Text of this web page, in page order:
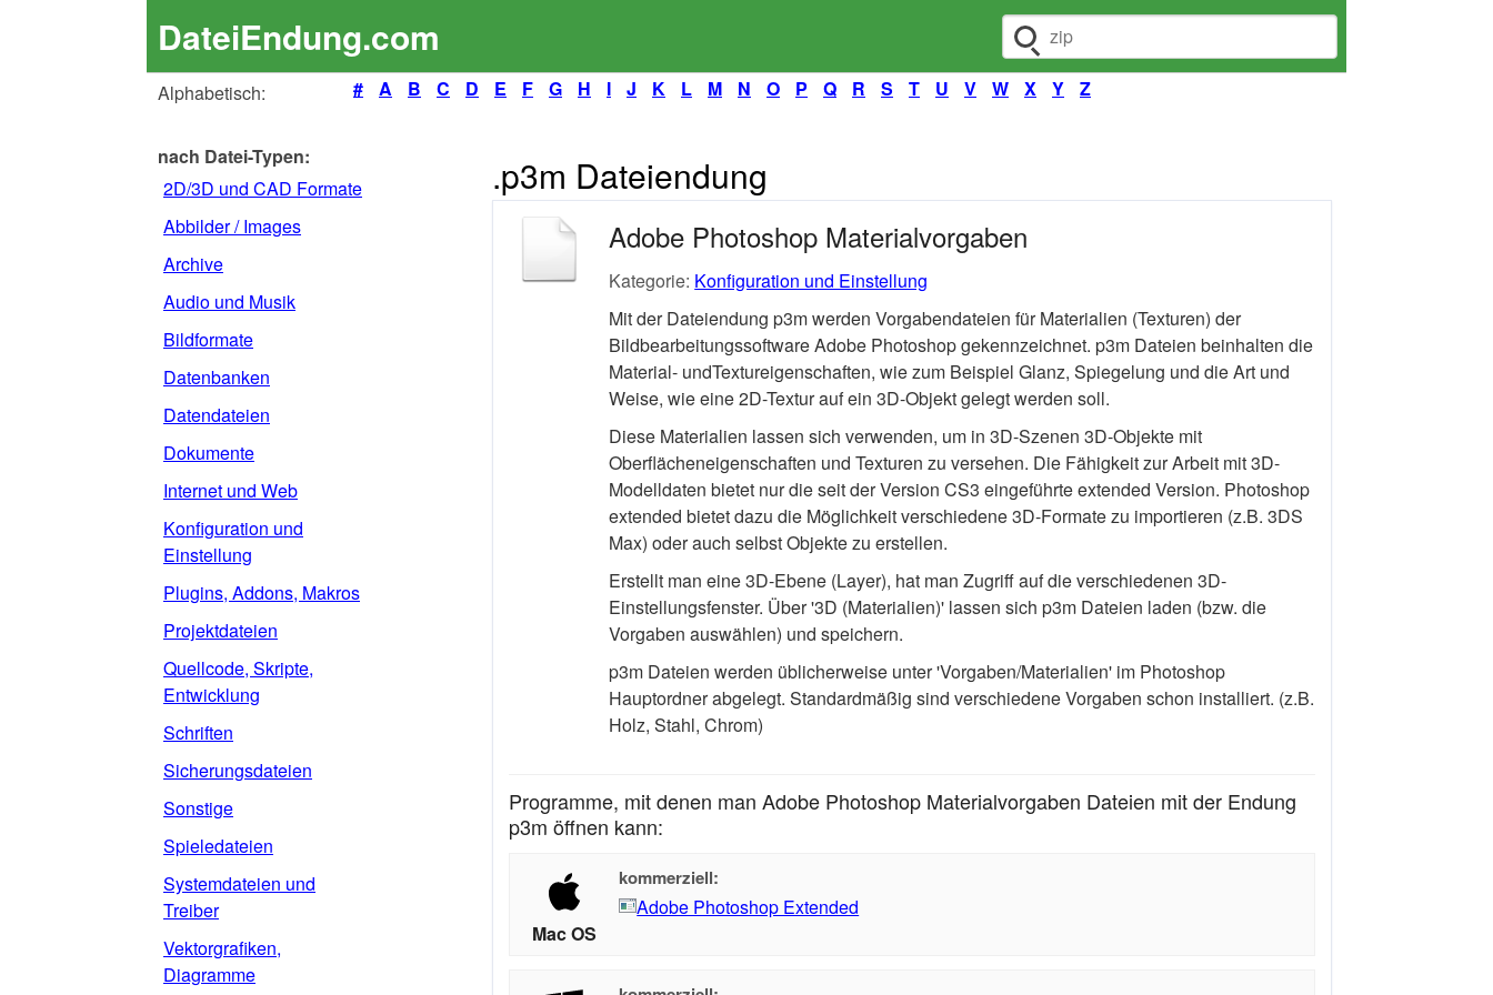
DateiEndung.com
Dateiendung suchen
Alphabetisch:
# A B C D E F G H I J K L M N O P Q R S T U V W X Y Z
nach Datei-Typen:
2D/3D und CAD Formate
Abbilder / Images
Archive
Audio und Musik
Bildformate
Datenbanken
Datendateien
Dokumente
Internet und Web
Konfiguration und
Einstellung
Plugins, Addons, Makros
Projektdateien
Quellcode, Skripte,
Entwicklung
Schriften
Sicherungsdateien
Sonstige
Spieledateien
Systemdateien und
Treiber
Vektorgrafiken,
Diagramme
.p3m Dateiendung
Adobe Photoshop Materialvorgaben
Kategorie: Konfiguration und Einstellung
Mit der Dateiendung p3m werden Vorgabendateien für Materialien (Texturen) der
Bildbearbeitungssoftware Adobe Photoshop gekennzeichnet. p3m Dateien beinhalten die
Material- undTextureigenschaften, wie zum Beispiel Glanz, Spiegelung und die Art und
Weise, wie eine 2D-Textur auf ein 3D-Objekt gelegt werden soll.
Diese Materialien lassen sich verwenden, um in 3D-Szenen 3D-Objekte mit
Oberflächeneigenschaften und Texturen zu versehen. Die Fähigkeit zur Arbeit mit 3D-
Modelldaten bietet nur die seit der Version CS3 eingeführte extended Version. Photoshop
extended bietet dazu die Möglichkeit verschiedene 3D-Formate zu importieren (z.B. 3DS
Max) oder auch selbst Objekte zu erstellen.
Erstellt man eine 3D-Ebene (Layer), hat man Zugriff auf die verschiedenen 3D-
Einstellungsfenster. Über '3D (Materialien)' lassen sich p3m Dateien laden (bzw. die
Vorgaben auswählen) und speichern.
p3m Dateien werden üblicherweise unter 'Vorgaben/Materialien' im Photoshop
Hauptordner abgelegt. Standardmäßig sind verschiedene Vorgaben schon installiert. (z.B.
Holz, Stahl, Chrom)
Programme, mit denen man Adobe Photoshop Materialvorgaben Dateien mit der Endung
p3m öffnen kann:
Mac OS
kommerziell:
Adobe Photoshop Extended